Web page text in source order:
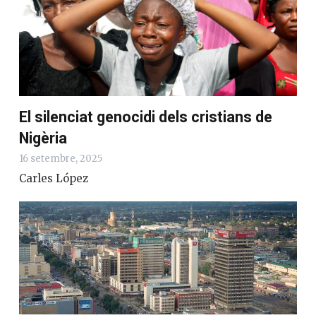
El silenciat genocidi dels cristians de
Nigèria
16 setembre, 2025
Carles López